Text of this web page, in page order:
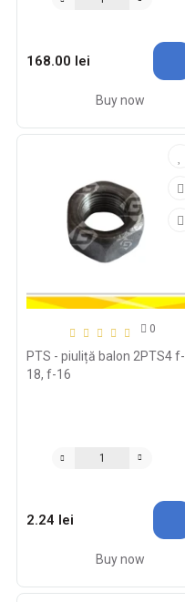
168.00 lei
Buy now
0
PTS - piuliță balon 2PTS4 f-
18, f-16
2.24 lei
Buy now